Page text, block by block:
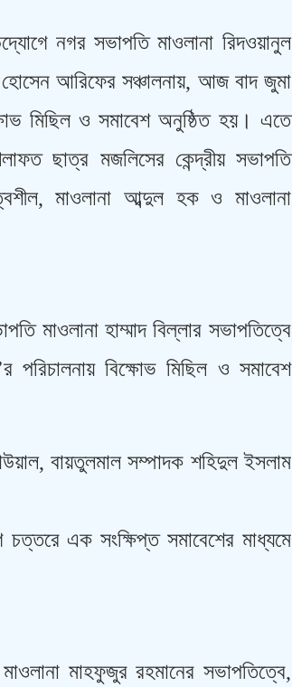
নগর সভাপতি মাওলানা রিদওয়ানুল
হোসেন আরিফের সঞ্চালনায়, আজ বাদ জুমা
মিছিল ও সমাবেশ অনুষ্ঠিত হয়। এতে
ছাত্র মজলিসের কেন্দ্রীয় সভাপতি
মাওলানা আব্দুল হক ও মাওলানা
মাওলানা হাম্মাদ বিল্লার সভাপতিত্বে
পরিচালনায় বিক্ষোভ মিছিল ও সমাবেশ
বায়তুলমাল সম্পাদক শহিদুল ইসলাম
এক সংক্ষিপ্ত সমাবেশের মাধ্যমে
মাহফুজুর রহমানের সভাপতিত্বে,